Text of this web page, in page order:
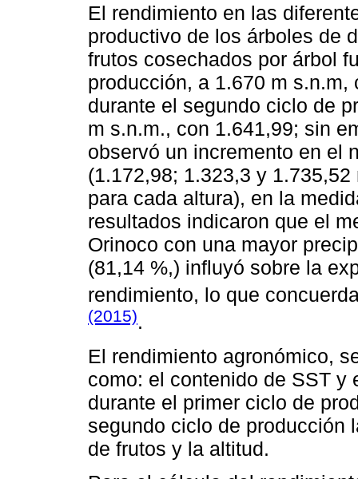
El rendimiento en las
productivo de los árboles de
frutos cosechados por árbol
producción, a 1.670 m
durante el segundo ciclo de
m s.n.m., con 1.641,99; sin
observó un incremento en el
(1.172,98; 1.323,3 y
para cada altura), en la
resultados indicaron que el
Orinoco con una mayor
(81,14 %,) influyó sobre la
rendimiento, lo que
(2015).
El rendimiento agronómico,
como: el contenido de SST y
durante el primer ciclo de
segundo ciclo de producción
de frutos y la altitud.